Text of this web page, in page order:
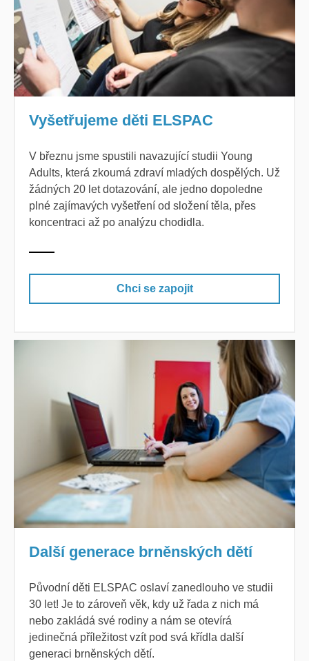
Vyšetřujeme děti ELSPAC
V březnu jsme spustili navazující studii Young
Adults, která zkoumá zdraví mladých dospělých. Už
žádných 20 let dotazování, ale jedno dopoledne
plné zajímavých vyšetření od složení těla, přes
koncentraci až po analýzu chodidla.
Chci se zapojit
Další generace brněnských dětí
Původní děti ELSPAC oslaví zanedlouho ve studii
30 let! Je to zároveň věk, kdy už řada z nich má
nebo zakládá své rodiny a nám se otevírá
jedinečná příležitost vzít pod svá křídla další
generaci brněnských dětí.